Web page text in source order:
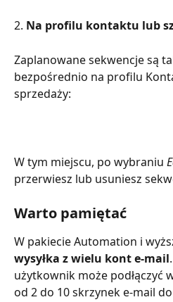
2. Na profilu kontaktu lub
Zaplanowane sekwencje są
bezpośrednio na profilu
sprzedaży:
W tym miejscu, po wybraniu
przerwiesz lub usuniesz
Warto pamiętać
W pakiecie Automation i
wysyłka z wielu kont e-mail
użytkownik może podłączyć
od 2 do 10 skrzynek e-mail